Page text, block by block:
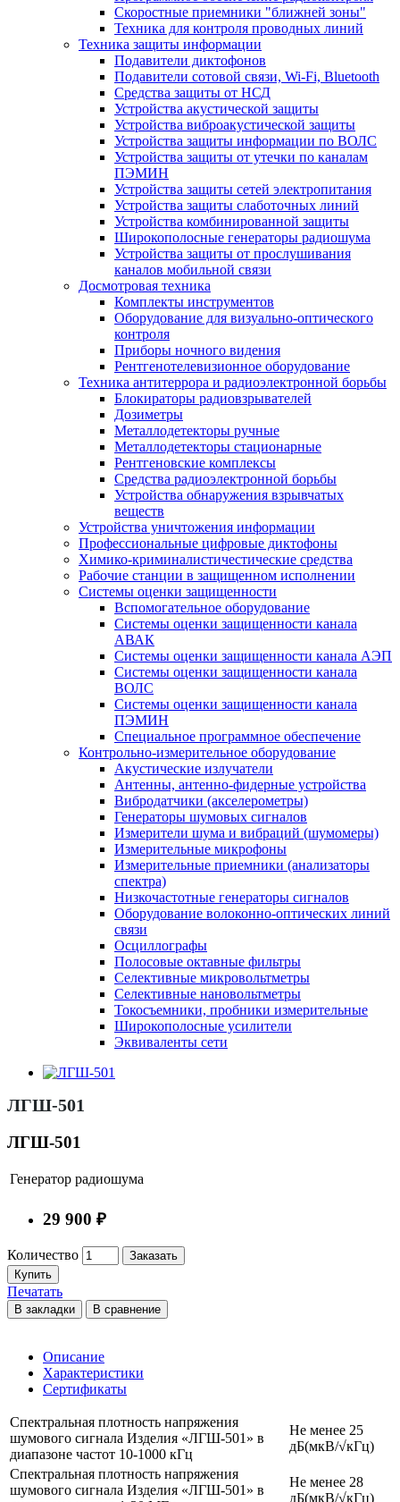
Скоростные приемники "ближней зоны"
Техника для контроля проводных линий
Техника защиты информации
Подавители диктофонов
Подавители сотовой связи, Wi-Fi, Bluetooth
Средства защиты от НСД
Устройства акустической защиты
Устройства виброакустической защиты
Устройства защиты информации по ВОЛС
Устройства защиты от утечки по каналам
ПЭМИН
Устройства защиты сетей электропитания
Устройства защиты слаботочных линий
Устройства комбинированной защиты
Широкополосные генераторы радиошума
Устройства защиты от прослушивания
каналов мобильной связи
Досмотровая техника
Комплекты инструментов
Оборудование для визуально-оптического
контроля
Приборы ночного видения
Рентгенотелевизионное оборудование
Техника антитеррора и радиоэлектронной борьбы
Блокираторы радиовзрывателей
Дозиметры
Металлодетекторы ручные
Металлодетекторы стационарные
Рентгеновские комплексы
Средства радиоэлектронной борьбы
Устройства обнаружения взрывчатых
веществ
Устройства уничтожения информации
Профессиональные цифровые диктофоны
Химико-криминалистичестические средства
Рабочие станции в защищенном исполнении
Системы оценки защищенности
Вспомогательное оборудование
Системы оценки защищенности канала
АВАК
Системы оценки защищенности канала АЭП
Системы оценки защищенности канала
ВОЛС
Системы оценки защищенности канала
ПЭМИН
Специальное программное обеспечение
Контрольно-измерительное оборудование
Акустические излучатели
Антенны, антенно-фидерные устройства
Вибродатчики (акселерометры)
Генераторы шумовых сигналов
Измерители шума и вибраций (шумомеры)
Измерительные микрофоны
Измерительные приемники (анализаторы
спектра)
Низкочастотные генераторы сигналов
Оборудование волоконно-оптических линий
связи
Осциллографы
Полосовые октавные фильтры
Селективные микровольтметры
Селективные нановольтметры
Токосъемники, пробники измерительные
Широкополосные усилители
Эквиваленты сети
ЛГШ-501
ЛГШ-501
Генератор радиошума
29 900 ₽
Количество
Заказать
Купить
Печатать
В закладки В сравнение
Описание
Характеристики
Сертификаты
Спектральная плотность напряжения
шумового сигнала Изделия «ЛГШ-501» в
диапазоне частот 10-1000 кГц
Не менее 25
дБ(мкВ/√кГц)
Спектральная плотность напряжения
шумового сигнала Изделия «ЛГШ-501» в
Не менее 28
дБ(мкВ/√кГц)